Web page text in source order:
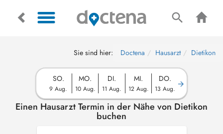
Sie sind hier: Doctena Hausarzt Dietikon
SO.
9 Aug.
MO.
10 Aug.
DI.
11 Aug.
MI.
12 Aug.
DO.
13 Aug.
Einen Hausarzt Termin in der Nähe von Dietikon
buchen